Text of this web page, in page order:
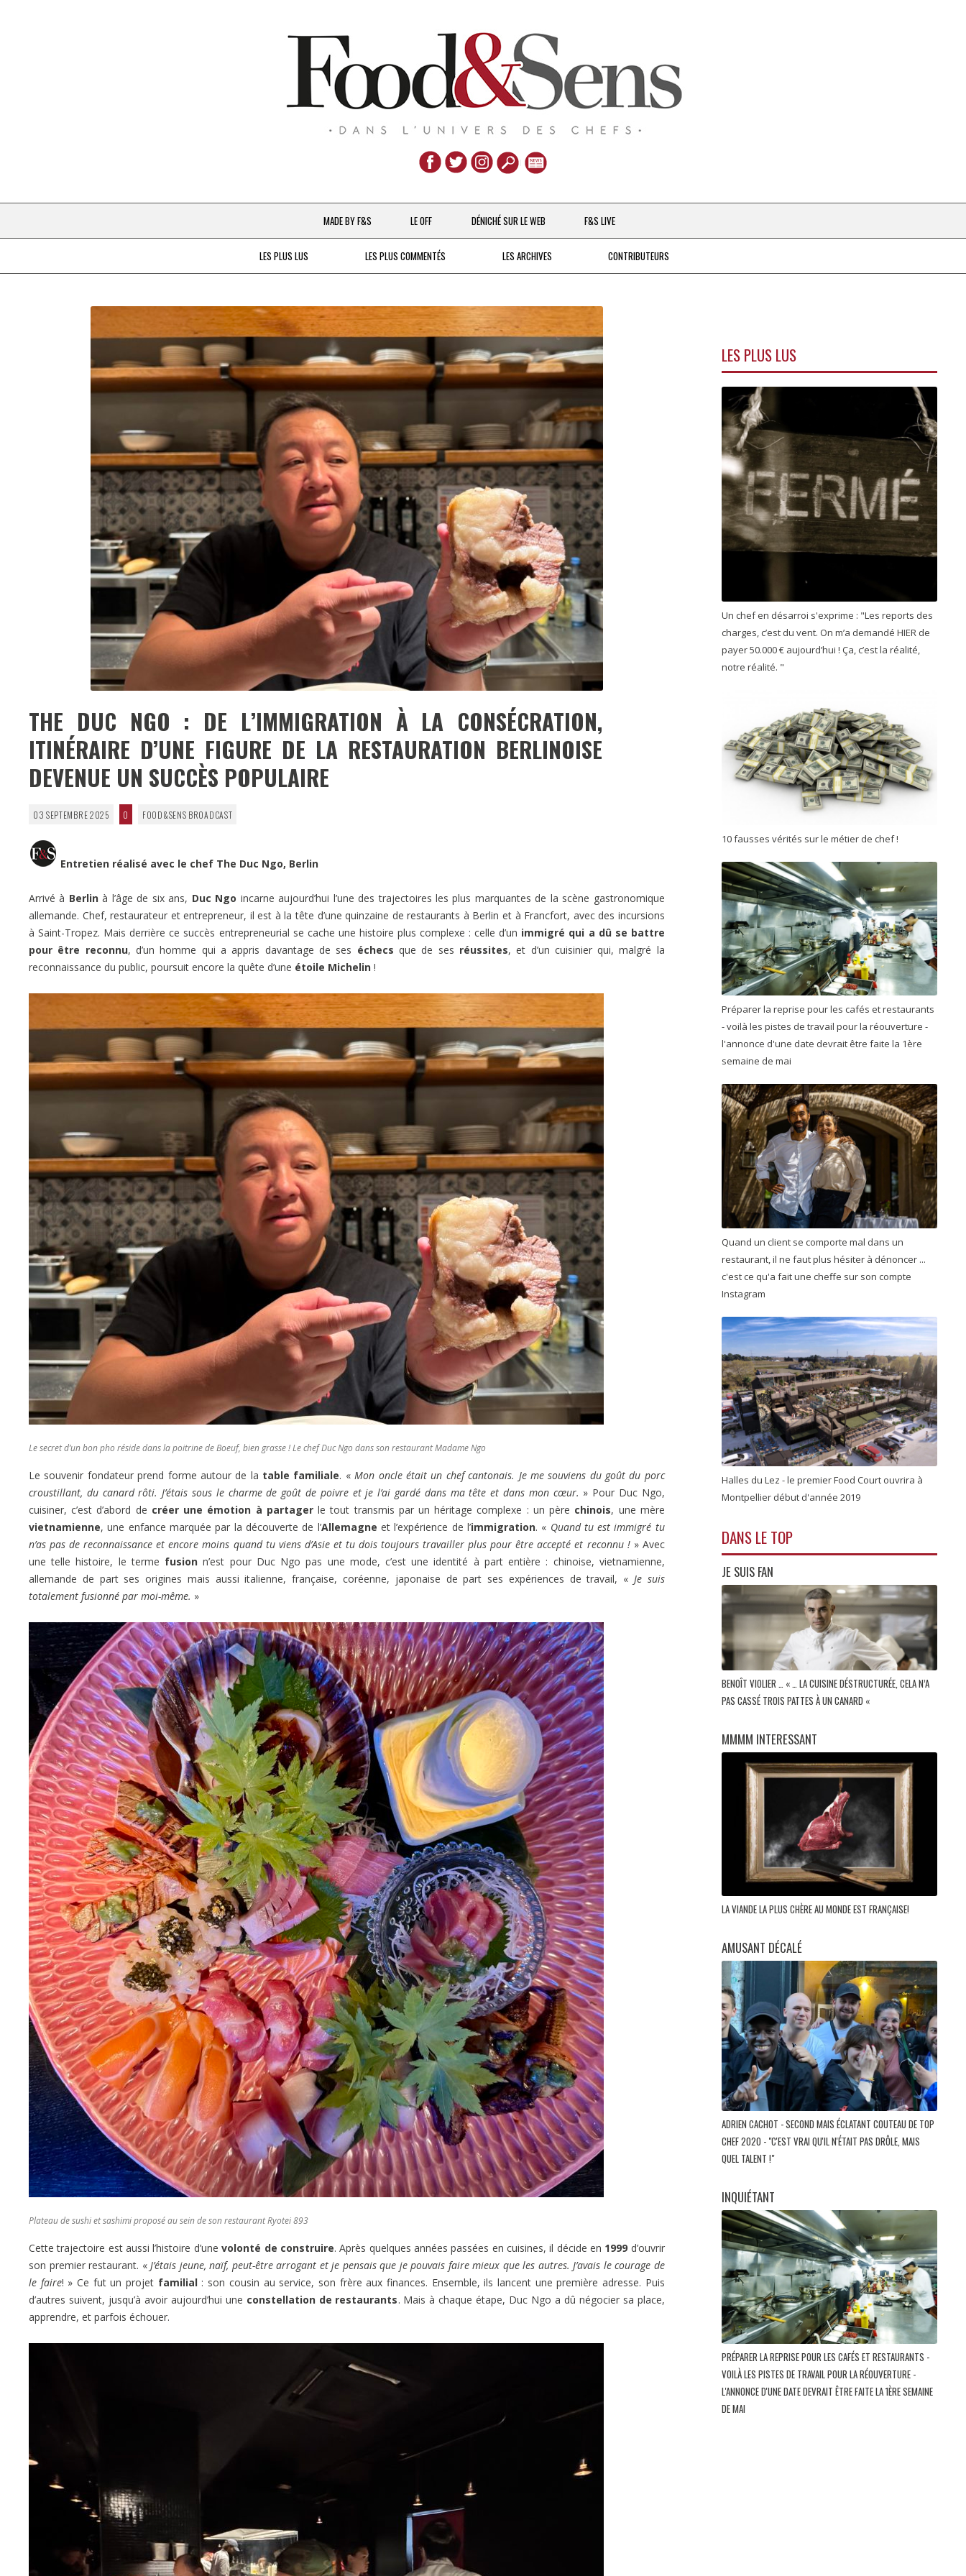
Aller
au
contenu
MADE BY F&S
CHEFS & ACTUALITÉS
À LA PETITE CUILLÈRE
DESTIN DE FEMME
V…DE VOYAGE
LE OFF DÉNICHÉ SUR LE WEB F&S LIVE
LES PLUS LUS LES PLUS COMMENTÉS LES ARCHIVES
DEPUIS 2016
CONTRIBUTEURS
THE DUC NGO : DE L’IMMIGRATION À LA CONSÉCRATION,
ITINÉRAIRE D’UNE FIGURE DE LA RESTAURATION BERLINOISE
DEVENUE UN SUCCÈS POPULAIRE
03 SEPTEMBRE 2025 0 FOOD&SENS BROADCAST
Entretien réalisé avec le chef The Duc Ngo, Berlin
Arrivé à Berlinà l’âge de six ans, Duc Ngo incarne aujourd’hui l’une des trajectoires les plus marquantes de la scène gastronomique
allemande. Chef, restaurateur et entrepreneur, il est à la tête d’une quinzaine de restaurants à Berlin et à Francfort, avec des incursions
à Saint-Tropez. Mais derrière ce succès entrepreneurial se cache une histoire plus complexe : celle d’un immigré qui a dû se battre
pour être reconnu, d’un homme qui a appris davantage de ses échecs que de ses réussites, et d’un cuisinier qui, malgré la
reconnaissance du public, poursuit encore la quête d’une étoile Michelin !
Le secret d’un bon pho réside dans la poitrine de Boeuf, bien grasse ! Le chef Duc Ngo dans son restaurant Madame Ngo
Le souvenir fondateur prend forme autour de la table familiale. «Mon oncle était un chef cantonais. Je me souviens du goût du porc
croustillant, du canard rôti. J’étais sous le charme de goût de poivre et je l’ai gardé dans ma tête et dans mon cœur. » Pour Duc Ngo,
cuisiner, c’est d’abord de créer une émotion à partagerle tout transmis par un héritage complexe : un père chinois, une mère
vietnamienne, une enfance marquée par la découverte de l’Allemagne et l’expérience de l’immigration. « Quand tu est immigré tu
n’as pas de reconnaissance et encore moins quand tu viens d’Asie et tu dois toujours travailler plus pour être accepté et reconnu !» Avec
une telle histoire, le terme fusion n’est pour Duc Ngo pas une mode, c’est une identité à part entière : chinoise, vietnamienne,
allemande de part ses origines mais aussi italienne, française, coréenne, japonaise de part ses expériences de travail, «Je suis
totalement fusionné par moi-même. »
Plateau de sushi et sashimi proposé au sein de son restaurant Ryotei 893
Cette trajectoire est aussi l’histoire d’unevolonté de construire. Après quelques années passées en cuisines, il décide en 1999 d’ouvrir
son premier restaurant. «J’étais jeune, naïf, peut-être arrogant et je pensais que je pouvais faire mieux que les autres. J’avais le courage de
le faire! » Ce fut un projet familial: son cousin au service, son frère aux finances. Ensemble, ils lancent une première adresse. Puis
d’autres suivent, jusqu’à avoir aujourd’hui une constellation de restaurants. Mais à chaque étape, Duc Ngo a dû négocier sa place,
apprendre, et parfois échouer.
LES PLUS LUS
Un chef en désarroi s'exprime : "Les reports des
charges, c’est du vent. On m’a demandé HIER de
payer 50.000 € aujourd’hui ! Ça, c’est la réalité,
notre réalité. "
10 fausses vérités sur le métier de chef !
Préparer la reprise pour les cafés et restaurants
- voilà les pistes de travail pour la réouverture -
l'annonce d'une date devrait être faite la 1ère
semaine de mai
Quand un client se comporte mal dans un
restaurant, il ne faut plus hésiter à dénoncer ...
c'est ce qu'a fait une cheffe sur son compte
Instagram
Halles du Lez - le premier Food Court ouvrira à
Montpellier début d'année 2019
DANS LE TOP
JE SUIS FAN
BENOÎT VIOLIER … « … LA CUISINE DÉSTRUCTURÉE, CELA N’A
PAS CASSÉ TROIS PATTES À UN CANARD «
MMMM INTERESSANT
LA VIANDE LA PLUS CHÈRE AU MONDE EST FRANÇAISE!
AMUSANT DÉCALÉ
ADRIEN CACHOT - SECOND MAIS ÉCLATANT COUTEAU DE TOP
CHEF 2020 - "C'EST VRAI QU'IL N'ÉTAIT PAS DRÔLE, MAIS
QUEL TALENT !"
INQUIÉTANT
PRÉPARER LA REPRISE POUR LES CAFÉS ET RESTAURANTS -
VOILÀ LES PISTES DE TRAVAIL POUR LA RÉOUVERTURE -
L'ANNONCE D'UNE DATE DEVRAIT ÊTRE FAITE LA 1ÈRE SEMAINE
DE MAI